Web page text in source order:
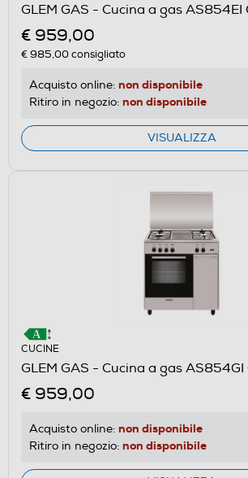
GLEM GAS - Cucina a gas AS854EI
€ 959,00
€ 985,00consigliato
Acquisto online: non disponibile
Ritiro in negozio: non disponibile
VISUALIZZA
CUCINE
GLEM GAS - Cucina a gas
€ 959,00
Acquisto online: non disponibile
Ritiro in negozio: non disponibile